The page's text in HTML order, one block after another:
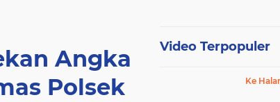
Angka
Polsek
Video Terpopuler
Ke